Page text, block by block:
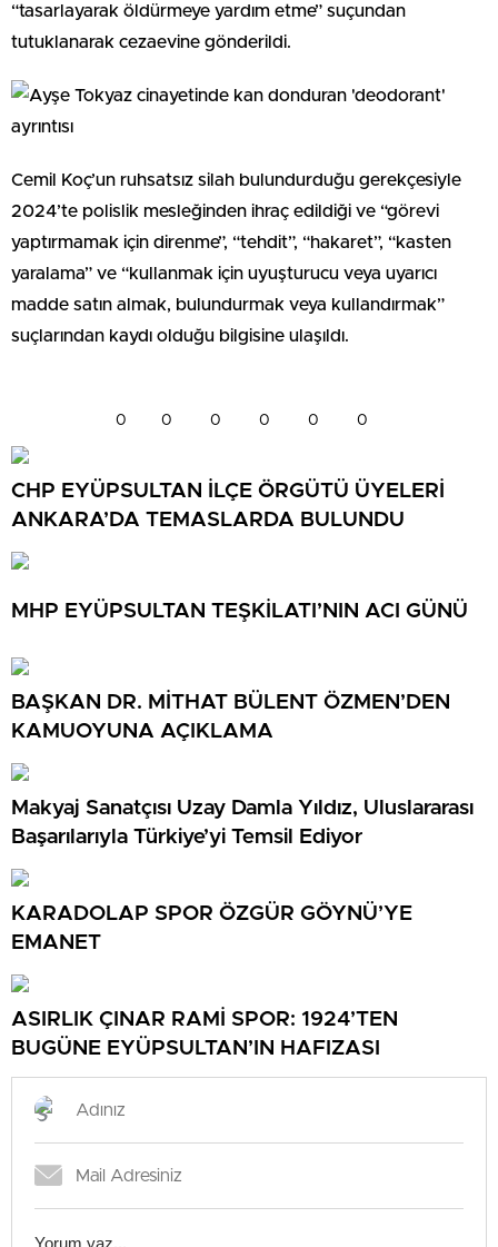
“tasarlayarak öldürmeye yardım etme” suçundan
tutuklanarak cezaevine gönderildi.
Cemil Koç’un ruhsatsız silah bulundurduğu gerekçesiyle
2024’te polislik mesleğinden ihraç edildiği ve “görevi
yaptırmamak için direnme”, “tehdit”, “hakaret”, “kasten
yaralama” ve “kullanmak için uyuşturucu veya uyarıcı
madde satın almak, bulundurmak veya kullandırmak”
suçlarından kaydı olduğu bilgisine ulaşıldı.
0 0 0 0 0 0
CHP EYÜPSULTAN İLÇE ÖRGÜTÜ ÜYELERİ
ANKARA’DA TEMASLARDA BULUNDU
MHP EYÜPSULTAN TEŞKİLATI’NIN ACI GÜNÜ
BAŞKAN DR. MİTHAT BÜLENT ÖZMEN’DEN
KAMUOYUNA AÇIKLAMA
Makyaj Sanatçısı Uzay Damla Yıldız, Uluslararası
Başarılarıyla Türkiye’yi Temsil Ediyor
KARADOLAP SPOR ÖZGÜR GÖYNÜ’YE
EMANET
ASIRLIK ÇINAR RAMİ SPOR: 1924’TEN
BUGÜNE EYÜPSULTAN’IN HAFIZASI